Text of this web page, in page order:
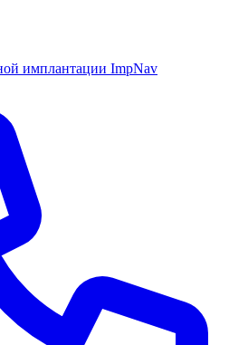
имплантации ImpNav